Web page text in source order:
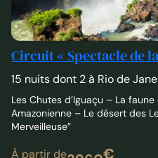
Circuit « Spectacle de
15 nuits dont 2 à Rio de
Les Chutes d’Iguaçu – La
Amazonienne – Le désert des
Merveilleuse”
À partir de €